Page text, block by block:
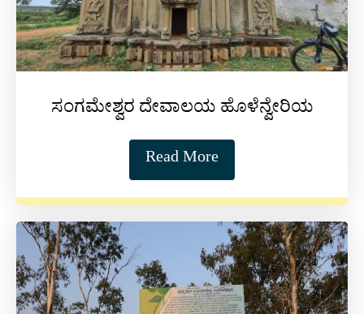
ಸಂಗಮೇಶ್ವರ ದೇವಾಲಯ ಹೊಳೆನ್ವೇರಿಯ
Read More